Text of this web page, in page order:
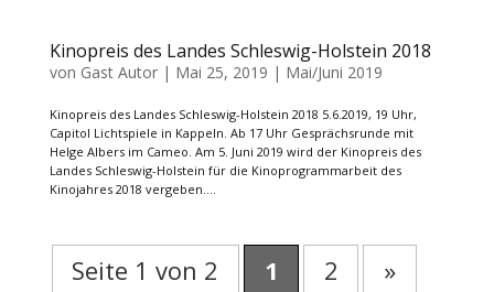
Kinopreis des Landes Schleswig-Holstein 2018
von Gast Autor| Mai 25, 2019 | Mai/Juni 2019
Kinopreis des Landes Schleswig-Holstein 2018 5.6.2019, 19 Uhr,
Capitol Lichtspiele in Kappeln. Ab 17 Uhr Gesprächsrunde mit
Helge Albers im Cameo. Am 5. Juni 2019 wird der Kinopreis des
Landes Schleswig-Holstein für die Kinoprogrammarbeit des
Kinojahres 2018 vergeben....
Seite 1 von 2 1 2 »